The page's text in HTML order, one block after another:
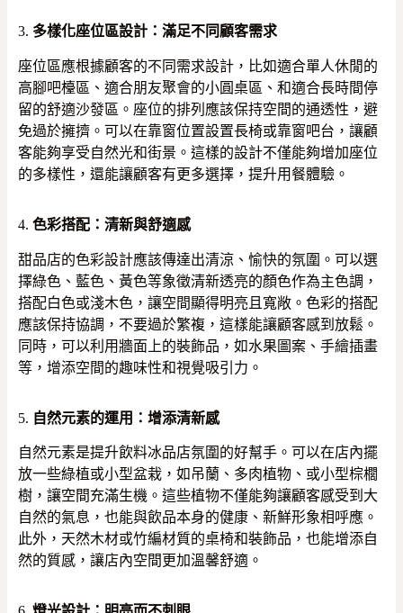
3. 多樣化座位區設計：滿足不同顧客需求
座位區應根據顧客的不同需求設計，比如適合單人休閒的
高腳吧檯區、適合朋友聚會的小圓桌區、和適合長時間停
留的舒適沙發區。座位的排列應該保持空間的通透性，避
免過於擁擠。可以在靠窗位置設置長椅或靠窗吧台，讓顧
客能夠享受自然光和街景。這樣的設計不僅能夠增加座位
的多樣性，還能讓顧客有更多選擇，提升用餐體驗。
4.色彩搭配：清新與舒適感
甜品店的色彩設計應該傳達出清涼、愉快的氛圍。可以選
擇綠色、藍色、黃色等象徵清新透亮的顏色作為主色調，
搭配白色或淺木色，讓空間顯得明亮且寬敞。色彩的搭配
應該保持協調，不要過於繁複，這樣能讓顧客感到放鬆。
同時，可以利用牆面上的裝飾品，如水果圖案、手繪插畫
等，增添空間的趣味性和視覺吸引力。
5. 自然元素的運用：增添清新感
自然元素是提升飲料冰品店氛圍的好幫手。可以在店內擺
放一些綠植或小型盆栽，如吊蘭、多肉植物、或小型棕櫚
樹，讓空間充滿生機。這些植物不僅能夠讓顧客感受到大
自然的氣息，也能與飲品本身的健康、新鮮形象相呼應。
此外，天然木材或竹編材質的桌椅和裝飾品，也能增添自
然的質感，讓店內空間更加溫馨舒適。